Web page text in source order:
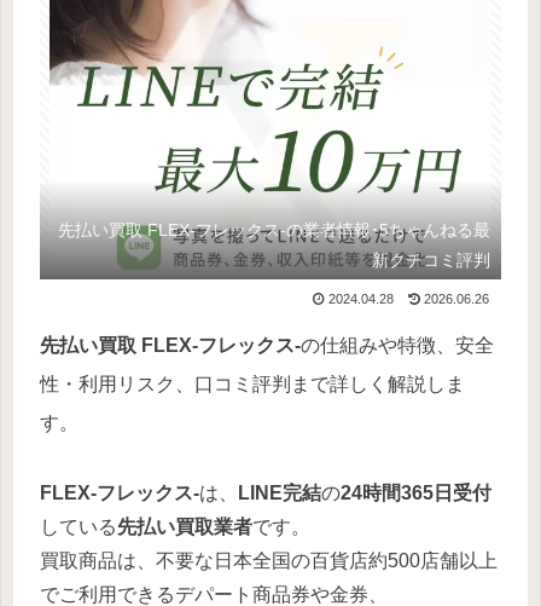
先払い買取 FLEX-フレックス-の業者情報･5ちゃんねる最
新クチコミ評判
2024.04.28 2026.06.26
先払い買取 FLEX-フレックス-の仕組みや特徴、安全
性・利用リスク、口コミ評判まで詳しく解説しま
す。
FLEX-フレックス-は、 LINE完結の24時間365日受付
している先払い買取業者です。
買取商品は、不要な日本全国の百貨店約500店舗以上
でご利用できるデパート商品券や金券、